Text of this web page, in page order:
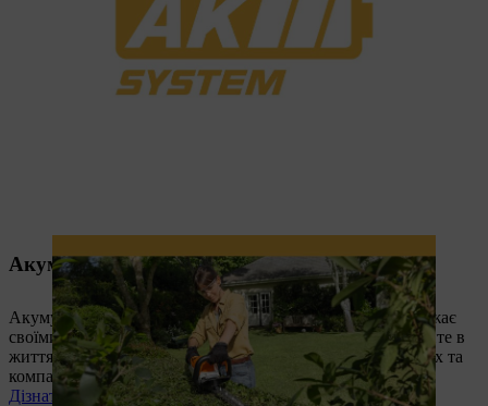
Акумуляторна система AK
Акумуляторна садова техніка STIHL системи AK — вражає
своїми показниками потужності та витривалості. Втілюйте в
життя свої садові проекти за допомогою наших потужних та
компактних акумуляторних інструментів.
Дізнатись більше зараз